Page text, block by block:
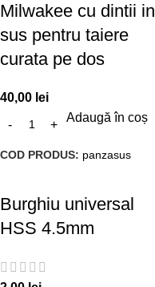
Milwakee cu dintii in
sus pentru taiere
curata pe dos
40,00 lei
Adaugă în coș
COD PRODUS: panzasus
Burghiu universal
HSS 4.5mm